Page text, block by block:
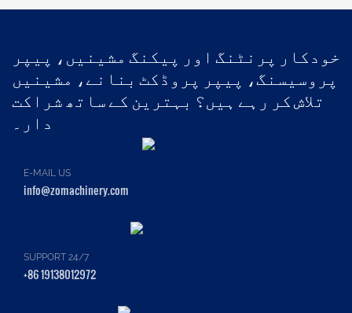
خودکار پرنٹنگ اور پیکنگ مشینیں، پیپر
پروسیسنگ، پیپر پروڈکٹ بنانے، مشینیں
تلاش کر رہے ہیں؟ بہترین کے ساتھ شراکت
دار۔
E-MAIL US
info@zomachinery.com
SUPPORT 24/7
+86 19138012972